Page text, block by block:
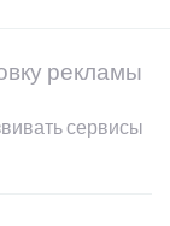
рекламы